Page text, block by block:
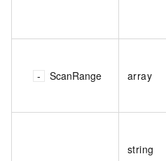
ScanRange array
string